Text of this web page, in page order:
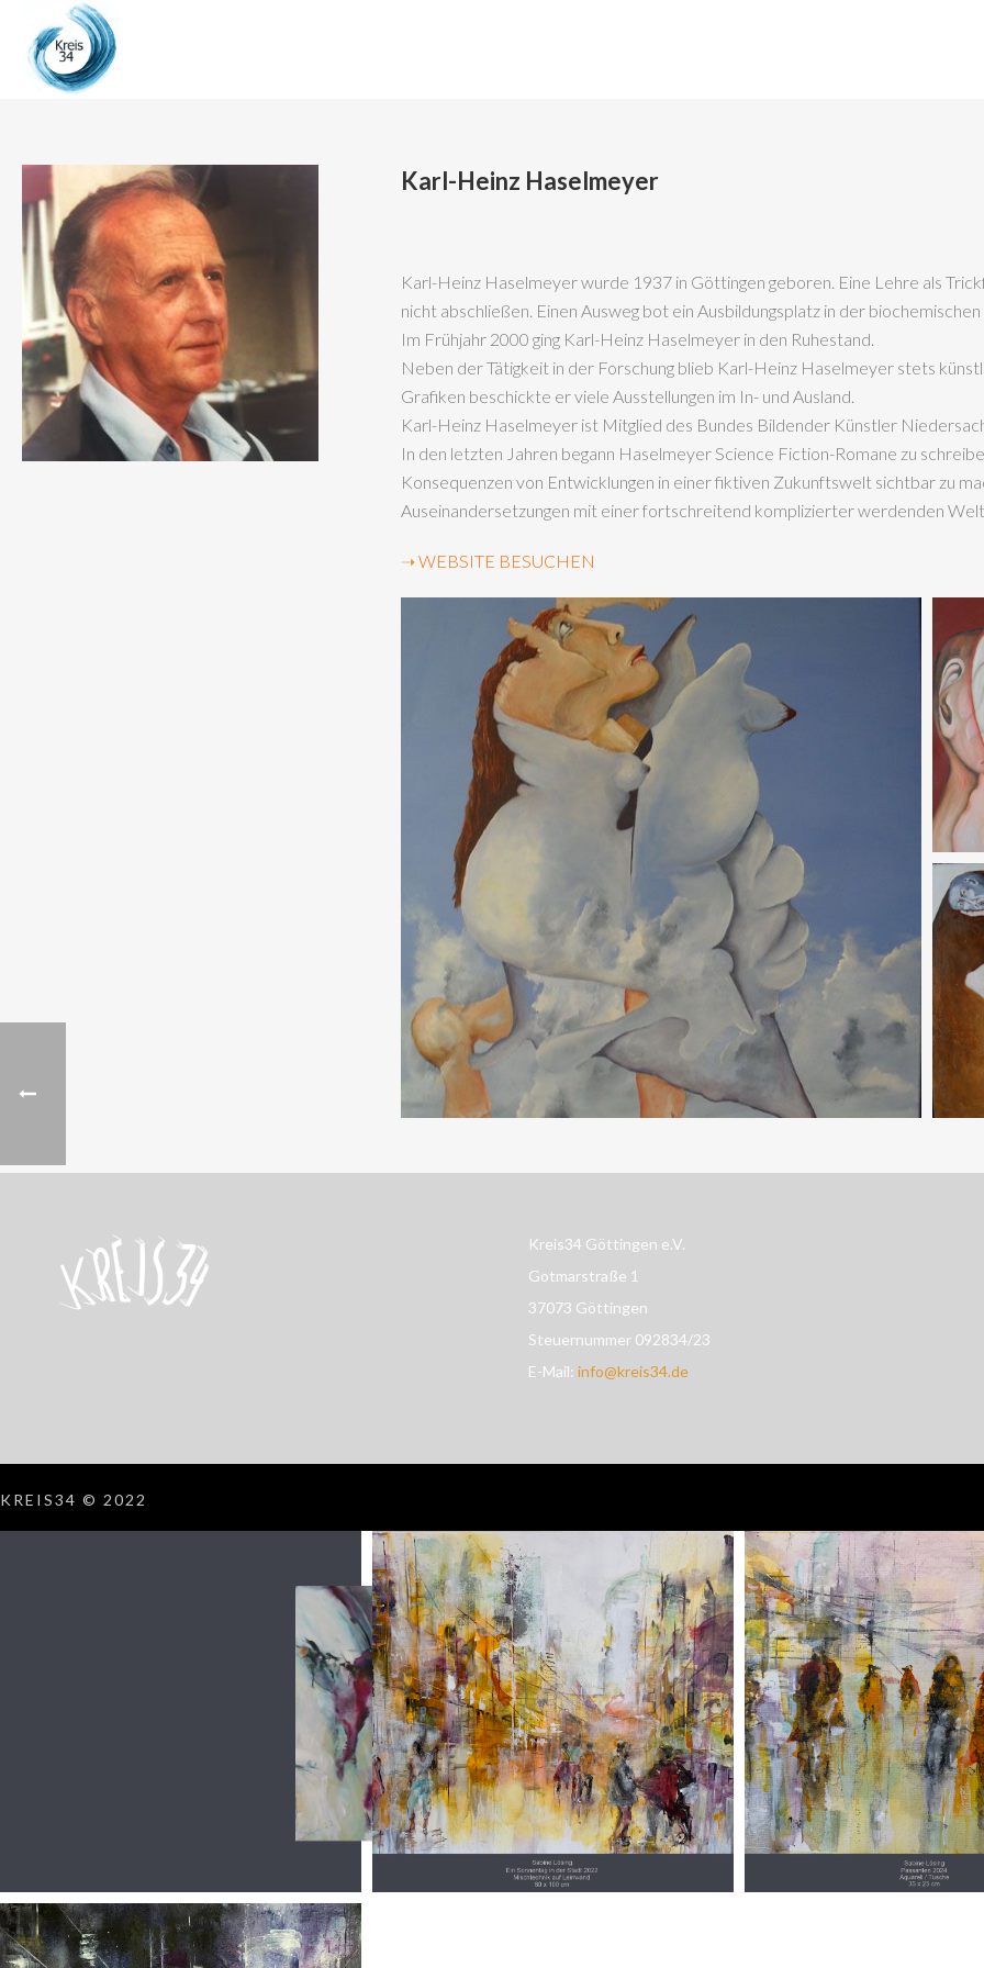
Karl-Heinz Haselmeyer
Karl-Heinz Haselmeyer wurde 1937 in Göttingen geboren. Eine Lehre als
nicht abschließen. Einen Ausweg bot ein Ausbildungsplatz in der
Im Frühjahr 2000 ging Karl-Heinz Haselmeyer in den Ruhestand.
Neben der Tätigkeit in der Forschung blieb Karl-Heinz Haselmeyer stets
Grafiken beschickte er viele Ausstellungen im In- und Ausland.
Karl-Heinz Haselmeyer ist Mitglied des Bundes Bildender Künstler
In den letzten Jahren begann Haselmeyer Science Fiction-Romane zu
Konsequenzen von Entwicklungen in einer fiktiven Zukunftswelt sichtbar zu
Auseinandersetzungen mit einer fortschreitend komplizierter werdenden
➝WEBSITE BESUCHEN
Kreis34 Göttingen e.V.
Gotmarstraße 1
37073 Göttingen
Steuernummer 092834/23
E-Mail: info@kreis34.de
KREIS34 © 2022